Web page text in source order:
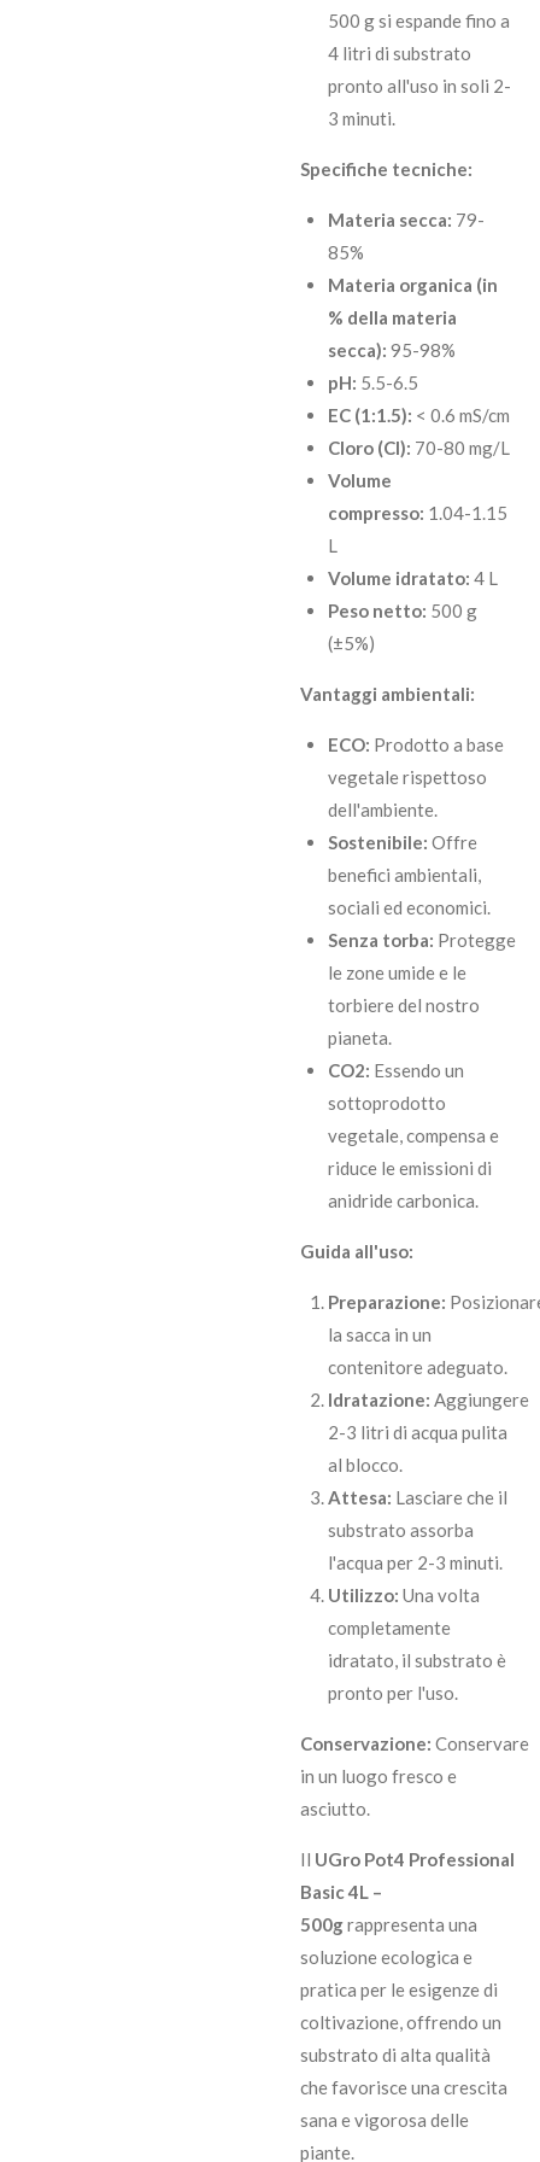
500 g si espande fino a
4 litri di substrato
pronto all'uso in soli 2-
3 minuti.
Specifiche tecniche:
Materia secca: 79-
85%
Materia organica (in
% della materia
secca): 95-98%
pH: 5.5-6.5
EC (1:1.5): < 0.6 mS/cm
Cloro (Cl): 70-80 mg/L
Volume
compresso: 1.04-1.15
L
Volume idratato: 4 L
Peso netto: 500 g
(±5%)
Vantaggi ambientali:
ECO: Prodotto a base
vegetale rispettoso
dell'ambiente.
Sostenibile: Offre
benefici ambientali,
sociali ed economici.
Senza torba: Protegge
le zone umide e le
torbiere del nostro
pianeta.
CO2: Essendo un
sottoprodotto
vegetale, compensa e
riduce le emissioni di
anidride carbonica.
Guida all'uso:
Preparazione:
la sacca in un
contenitore adeguato.
Idratazione: Aggiungere
2-3 litri di acqua pulita
al blocco.
Attesa: Lasciare che il
substrato assorba
l'acqua per 2-3 minuti.
Utilizzo: Una volta
completamente
idratato, il substrato è
pronto per l'uso.
Conservazione: Conservare
in un luogo fresco e
asciutto.
Il UGro Pot4 Professional
Basic 4L –
500grappresenta una
soluzione ecologica e
pratica per le esigenze di
coltivazione, offrendo un
substrato di alta qualità
che favorisce una crescita
sana e vigorosa delle
piante.